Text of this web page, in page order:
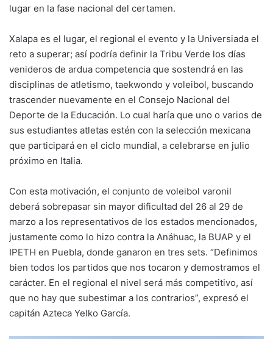
lugar en la fase nacional del certamen.
Xalapa es el lugar, el regional el evento y la Universiada el
reto a superar; así podría definir la Tribu Verde los días
venideros de ardua competencia que sostendrá en las
disciplinas de atletismo, taekwondo y voleibol, buscando
trascender nuevamente en el Consejo Nacional del
Deporte de la Educación. Lo cual haría que uno o varios de
sus estudiantes atletas estén con la selección mexicana
que participará en el ciclo mundial, a celebrarse en julio
próximo en Italia.
Con esta motivación, el conjunto de voleibol varonil
deberá sobrepasar sin mayor dificultad del 26 al 29 de
marzo a los representativos de los estados mencionados,
justamente como lo hizo contra la Anáhuac, la BUAP y el
IPETH en Puebla, donde ganaron en tres sets. “Definimos
bien todos los partidos que nos tocaron y demostramos el
carácter. En el regional el nivel será más competitivo, así
que no hay que subestimar a los contrarios”, expresó el
capitán Azteca Yelko García.